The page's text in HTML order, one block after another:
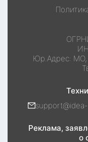
Юр.Адрес: МО,
Реклама,
о